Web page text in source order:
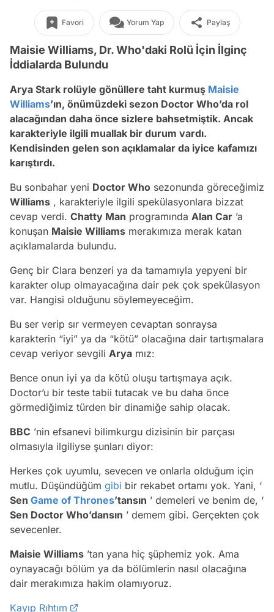
Favori Yorum Yap Paylaş
Maisie Williams, Dr. Who'daki Rolü İçin İlginç
İddialarda Bulundu
Arya Stark rolüyle gönüllere taht kurmuş Maisie
Williams’ın, önümüzdeki sezon Doctor Who’da rol
alacağından daha önce sizlere bahsetmiştik. Ancak
karakteriyle ilgili muallak bir durum vardı.
Kendisinden gelen son açıklamalar da iyice kafamızı
karıştırdı.
Bu sonbahar yeni Doctor Who sezonunda göreceğimiz
Williams , karakteriyle ilgili spekülasyonlara bizzat
cevap verdi. Chatty Man programında Alan Car ’a
konuşan Maisie Williams merakımıza merak katan
açıklamalarda bulundu.
Genç bir Clara benzeri ya da tamamıyla yepyeni bir
karakter olup olmayacağına dair pek çok spekülasyon
var. Hangisi olduğunu söylemeyeceğim.
Bu ser verip sır vermeyen cevaptan sonraysa
karakterin “iyi” ya da “kötü” olacağına dair tartışmalara
cevap veriyor sevgili Arya mız:
Bence onun iyi ya da kötü oluşu tartışmaya açık.
Doctor’u bir teste tabii tutacak ve bu daha önce
görmediğimiz türden bir dinamiğe sahip olacak.
BBC ’nin efsanevi bilimkurgu dizisinin bir parçası
olmasıyla ilgiliyse şunları diyor:
Herkes çok uyumlu, sevecen ve onlarla olduğum için
mutlu. Düşündüğüm gibi bir rekabet ortamı yok. Yani, ‘
Sen Game of Thrones’tansın ’ demeleri ve benim de, ‘
Sen Doctor Who’dansın ’ demem gibi. Gerçekten çok
sevecenler.
Maisie Williams ’tan yana hiç şüphemiz yok. Ama
oynayacağı bölüm ya da bölümlerin nasıl olacağına
dair merakımıza hakim olamıyoruz.
Kayıp Rıhtım